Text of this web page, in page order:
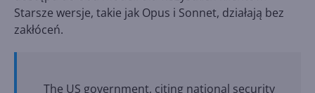
Starsze wersje, takie jak Opus i Sonnet, działają bez
zakłóceń.
The US government, citing national security